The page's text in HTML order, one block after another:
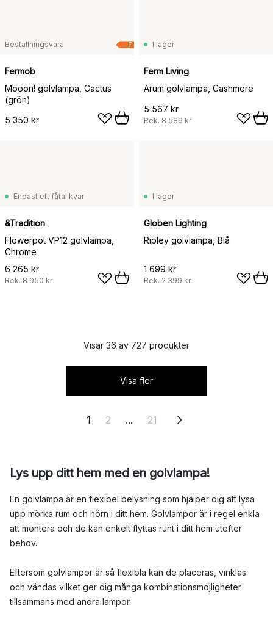
F
Beställningsvara
Fermob
Mooon! golvlampa, Cactus
(grön)
5 350 kr
I lager
Ferm Living
Arum golvlampa, Cashmere
5 567 kr
Rek. 8 589 kr
Endast ett fåtal kvar
&Tradition
Flowerpot VP12 golvlampa,
Chrome
6 265 kr
Rek. 8 950 kr
I lager
Globen Lighting
Ripley golvlampa, Blå
1 699 kr
Rek. 2 399 kr
Visar 36 av 727 produkter
Visa fler
1 2 ... 21
Lys upp ditt hem med en golvlampa!
En golvlampa är en flexibel belysning som hjälper dig att lysa
upp mörka rum och hörn i ditt hem. Golvlampor är i regel enkla
att montera och de kan enkelt flyttas runt i ditt hem utefter
behov.
Eftersom golvlampor är så flexibla kan de placeras, vinklas
och vändas vilket ger dig många kombinationsmöjligheter
tillsammans med andra lampor.